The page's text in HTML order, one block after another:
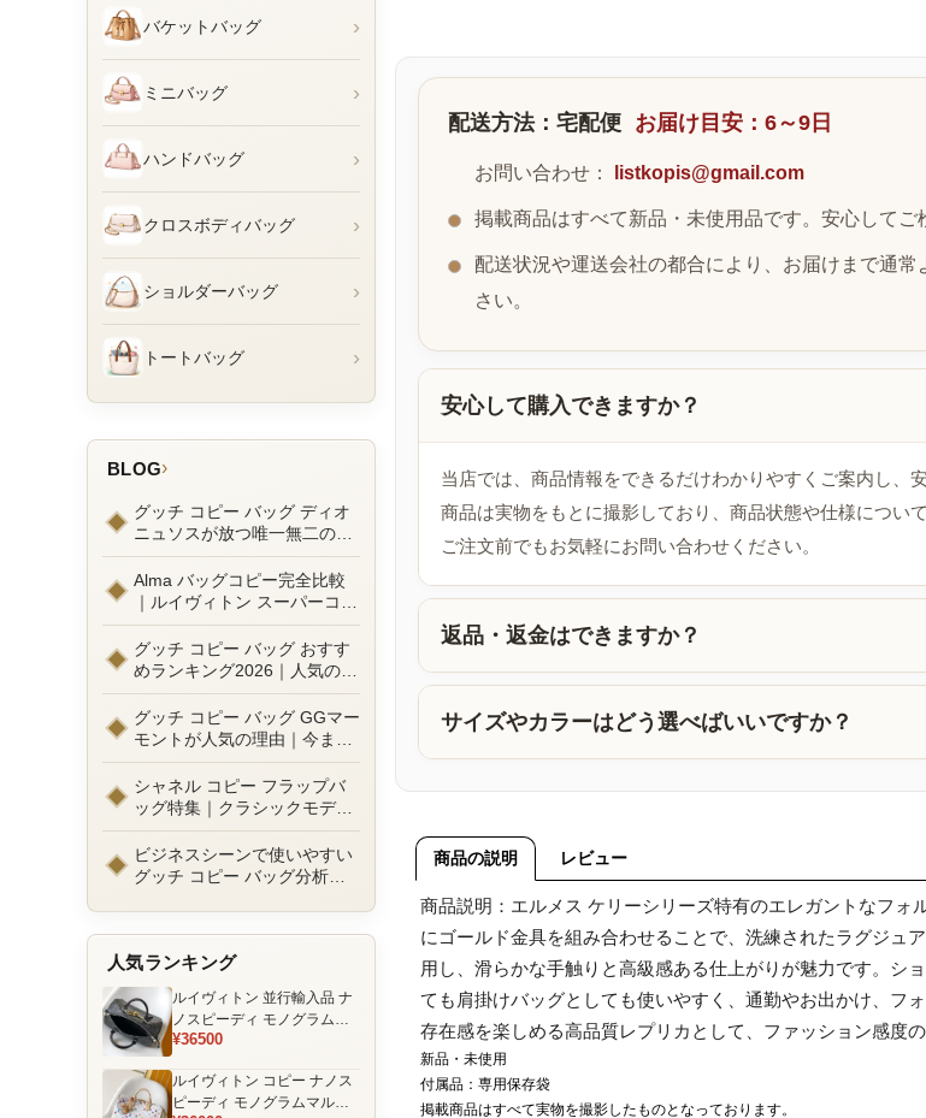
バケットバッグ ›
ミニバッグ ›
ハンドバッグ ›
クロスボディバッグ ›
ショルダーバッグ ›
トートバッグ ›
BLOG›
グッチ コピー バッグ ディオ
ニュソスが放つ唯一無二の魅
力とは？新作ラインナップ徹
底ガイドとリアルコーデ例
Alma バッグコピー完全比較
｜ルイヴィトン スーパーコピ
ーで叶えるエレガントな日常
グッチ コピー バッグ おすす
めランキング2026｜人気の
GGマーモントから定番モデ
ルまで徹底比較！コピーバッ
グ通販の選び方
グッチ コピー バッグ GGマー
モントが人気の理由｜今また
選ばれる定番ラグジュアリー
バッグとは
シャネル コピー フラップバ
ッグ特集｜クラシックモデル
の魅力と永遠に愛される理由
ビジネスシーンで使いやすい
グッチ コピー バッグ分析｜
人気ランキング
ルイヴィトン 並行輸入品 ナ
ノスピーディ モノグラムエ
クリプス ブラック チェーン
¥36500
ルイヴィトン コピー ナノス
ピーディ モノグラムマルチ
配送方法：宅配便 お届け目安：6～9日
お問い合わせ： listkopis@gmail.com
掲載商品はすべて新品・未使用品です。安心してご
配送状況や運送会社の都合により、お届けまで通
さい。
安心して購入できますか？
当店では、商品情報をできるだけわかりやすくご案内し、
商品は実物をもとに撮影しており、商品状態や仕様につい
ご注文前でもお気軽にお問い合わせください。
返品・返金はできますか？
サイズやカラーはどう選べばいいですか？
商品の説明 レビュー
商品説明：エルメス ケリーシリーズ特有のエレガントなフ
にゴールド金具を組み合わせることで、洗練されたラグジュ
用し、滑らかな手触りと高級感ある仕上がりが魅力です。シ
ても肩掛けバッグとしても使いやすく、通勤やお出かけ、フ
存在感を楽しめる高品質レプリカとして、ファッション感度
新品・未使用
付属品：専用保存袋
掲載商品はすべて実物を撮影したものとなっております。